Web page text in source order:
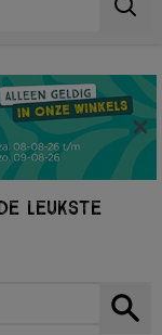
LEUKSTE